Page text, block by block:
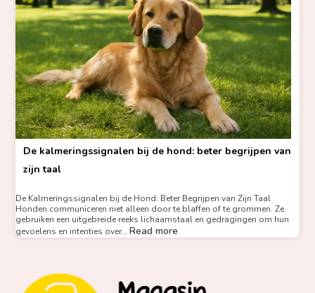
De kalmeringssignalen bij de hond: beter begrijpen van
zijn taal
De Kalmeringssignalen bij de Hond: Beter Begrijpen van Zijn Taal
Honden communiceren niet alleen door te blaffen of te grommen. Ze
gebruiken een uitgebreide reeks lichaamstaal en gedragingen om hun
gevoelens en intenties over…Read more